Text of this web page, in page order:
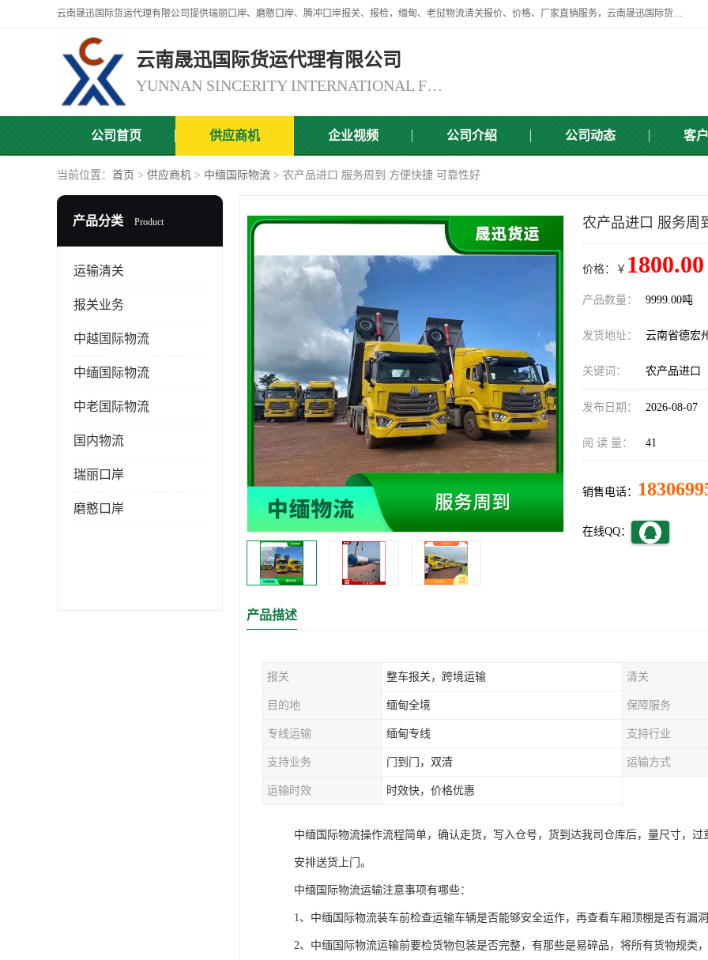
云南晟迅国际货运代理有限公司提供瑞丽口岸、磨憨口岸、腾冲口岸报关、报检，缅甸、老挝物流清关报价、价格、厂家直销服务，云南晟迅国际货运代理有限公司，由一支精通业务、经验丰富、责任心强的专业团队组建于,云南晟迅国际货运代理有限公司商铺。
云南晟迅国际货运代理有限公司
YUNNAN SINCERITY INTERNATIONAL FREIGHT FOR WARDING CO.,LTD
公司首页 供应商机 企业视频 公司介绍 公司动态 客
当前位置： 首页 > 供应商机 > 中缅国际物流 > 农产品进口 服务周到 方便快捷 可靠性好
产品分类 Product
运输清关
报关业务
中越国际物流
中缅国际物流
中老国际物流
国内物流
瑞丽口岸
磨憨口岸
农产品进口 服务周
价格：￥ 1800.00
产品数量： 9999.00吨
发货地址： 云南省德宏
关键词： 农产品进口
发布日期： 2026-08-07
阅 读 量： 41
销售电话：
在线QQ：
产品描述
报关 整车报关，跨境运输 清关
目的地 缅甸全境 保障服务
专线运输 缅甸专线 支持行业
支持业务 门到门，双清 运输方式
运输时效 时效快，价格优惠
中缅国际物流操作流程简单，确认走货，写入仓号，货到达我司仓库后，量尺寸，
安排送货上门。
中缅国际物流运输注意事项有哪些：
1、中缅国际物流装车前检查运输车辆是否能够安全运作，再查看车厢顶棚是否有漏
2、中缅国际物流运输前要检货物包装是否完整，有那些是易碎品，将所有货物规类